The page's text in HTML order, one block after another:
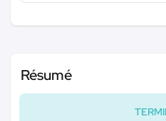
Résumé